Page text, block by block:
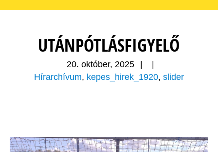
UTÁNPÓTLÁSFIGYELŐ
20. október, 2025
Hírarchívum, kepes_hirek_1920, slider